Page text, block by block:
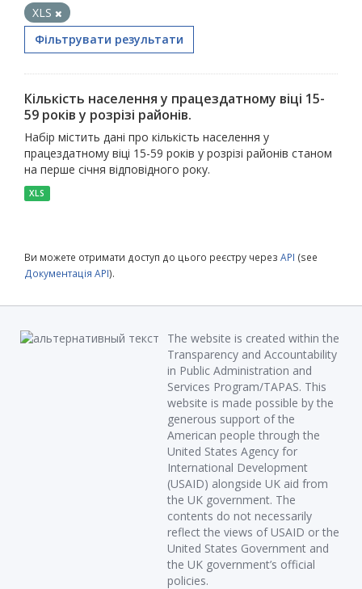
XLS
Фільтрувати результати
Кількість населення у працездатному віці 15-
59 років у розрізі районів.
Набір містить дані про кількість населення у
працездатному віці 15-59 років у розрізі районів станом
на перше січня відповідного року.
XLS
Ви можете отримати доступ до цього реєстру через API (see
Документація API).
The website is created within the
Transparency and Accountability
in Public Administration and
Services Program/TAPAS. This
website is made possible by the
generous support of the
American people through the
United States Agency for
International Development
(USAID) alongside UK aid from
the UK government. The
contents do not necessarily
reflect the views of USAID or the
United States Government and
the UK government’s official
policies.